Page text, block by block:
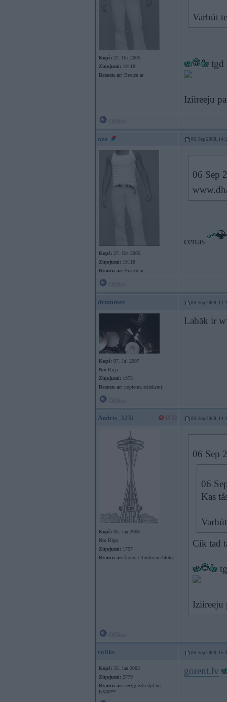
Kopš: 27. Oct 2005
Ziņojumi: 19118
Braucu ar: Braucu ar
Varbút
tgd
Iziireeju
ozo 06. Sep 2008,
Kopš: 27. Oct 2005
Ziņojumi: 19118
Braucu ar: Braucu ar
06 Sep
cenas
drummer 06. Sep 2008,
Kopš: 07. Jul 2007
No: Rīga
Ziņojumi: 1973
Braucu ar: nopietnu attieksmi.
Labāk ir
Andris_323i 06. Sep 2008,
Kopš: 05. Jan 2008
No: Rīga
Ziņojumi: 1757
Braucu ar: štoku, cilindru un bloku
06 Sep
06
Kas
Cik tad
Iziireeju
roliks 06. Sep 2008,
Kopš: 25. Jan 2003
Ziņojumi: 2779
Braucu ar: neizgrieztu dpf un
EX80**
gorent.lv